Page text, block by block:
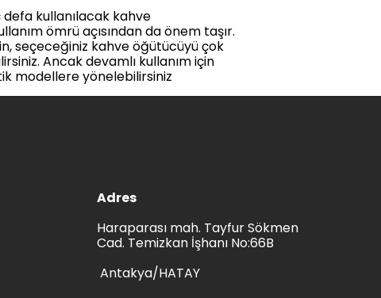
kullanılacak kahve
ömrü açısından da önem taşır.
seçeceğiniz kahve öğütücüyü çok
Ancak devamlı kullanım için
modellere yönelebilirsiniz
Adres
Haraparası mah. Tayfur Sökmen
Cad. Temizkan İşhanı No:66B
Antakya/HATAY